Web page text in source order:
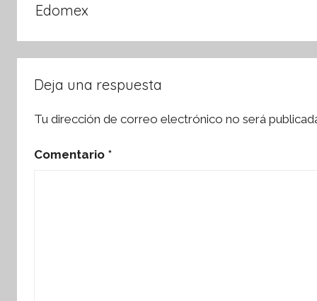
Edomex
Deja una respuesta
Tu dirección de correo electrónico no será
Comentario *